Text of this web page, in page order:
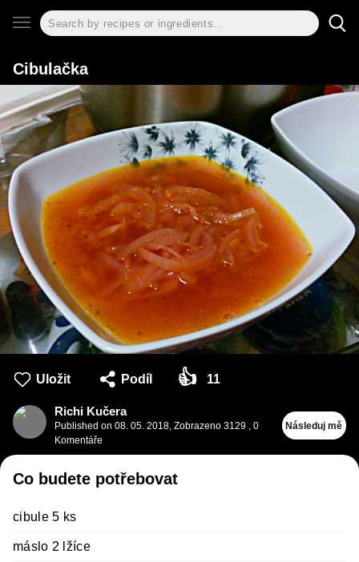
Cibulačka
Uložit Podíl 👍 11
Richi Kučera
Published on 08. 05. 2018, Zobrazeno 3129 , 0
Komentáře
Následuj mě
Co budete potřebovat
cibule 5 ks
máslo 2 lžíce